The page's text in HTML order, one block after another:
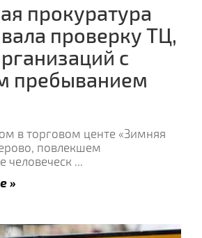
прокуратура
проверку ТЦ,
с
пребыванием
в торговом центе «Зимняя
повлекшем
человеческ ...
»